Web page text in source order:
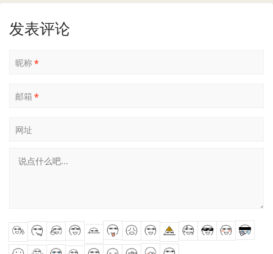
发表评论
昵称*
邮箱 *
网址